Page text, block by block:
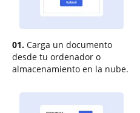
01. Carga un documento
desde tu ordenador o
almacenamiento en la nube.